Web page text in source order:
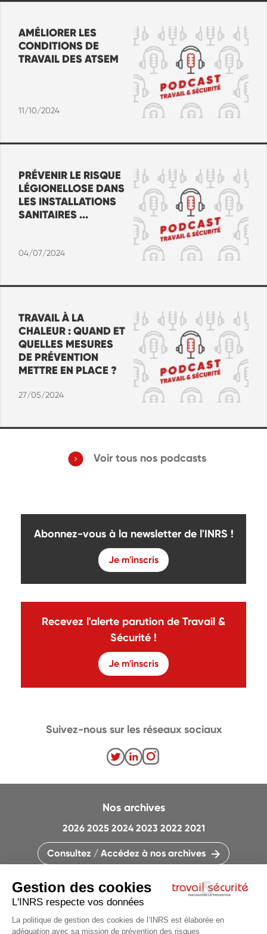
AMÉLIORER LES
CONDITIONS DE
TRAVAIL DES ATSEM
11/10/2024
PRÉVENIR LE RISQUE
LÉGIONELLOSE DANS
LES INSTALLATIONS
SANITAIRES ...
04/07/2024
TRAVAIL À LA
CHALEUR : QUAND ET
QUELLES MESURES
DE PRÉVENTION
METTRE EN PLACE ?
27/05/2024
Voir tous nos podcasts
Abonnez-vous à la newsletter de l'INRS !
Je m'inscris
Recevez l'alerte parution de Travail &
Sécurité !
Je m'inscris
CONTACTEZ LA RÉDACTION
Nos archives
2026 2025 2024 2023 2022 2021
Consultez / Accédez à nos archives
Suivez-nous sur les réseaux sociaux